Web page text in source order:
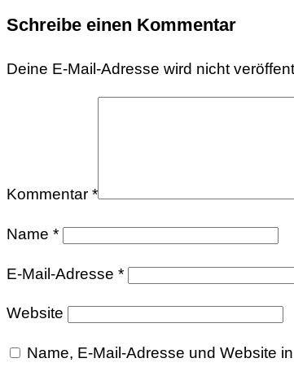
Schreibe einen Kommentar
Deine E-Mail-Adresse wird nicht
Kommentar *
Name *
E-Mail-Adresse *
Website
Name, E-Mail-Adresse und Website